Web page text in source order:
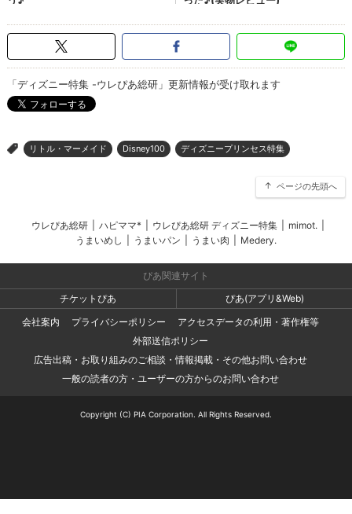
「ディズニー特集 -ウレぴあ総研」更新情報が受け取れます
> リトル・マーメイド Disney100 ディズニープリンセス特集
ページの先頭へ
ウレぴあ総研 ハピママ* ウレぴあ総研 ディズニー特集 mimot.
うまいめし
うまいパン うまい肉 Medery.
ぴあ関連サイト
チケットぴあ
ぴあ(アプリ&Web)
会社案内
プライバシーポリシー
アクセスデータの利用・著作権等
外部送信ポリシー
広告出稿・お取り組みのご相談・情報掲載・その他お問い合わせ
一般の読者の方・ユーザーの方からのお問い合わせ
Copyright (C) PIA Corporation. All Rights Reserved.